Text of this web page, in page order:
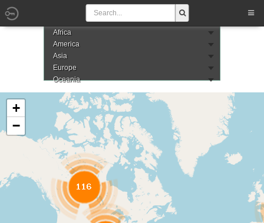
Africa
America
Asia
Europe
Oceania
+
−